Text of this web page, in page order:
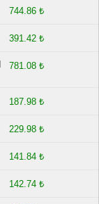
744.86 ₺
391.42 ₺
781.08 ₺
187.98 ₺
229.98 ₺
141.84 ₺
142.74 ₺